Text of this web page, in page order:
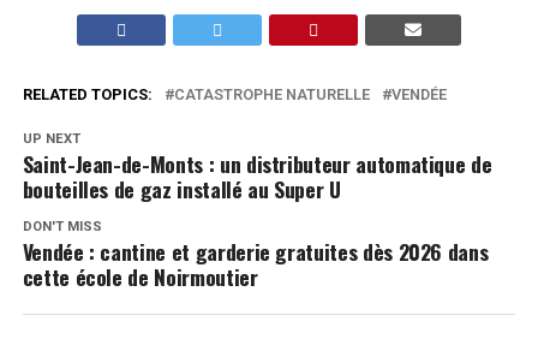
RELATED TOPICS: CATASTROPHE NATURELLE VENDÉE
UP NEXT
Saint-Jean-de-Monts : un distributeur automatique de
bouteilles de gaz installé au Super U
DON'T MISS
Vendée : cantine et garderie gratuites dès 2026 dans
cette école de Noirmoutier